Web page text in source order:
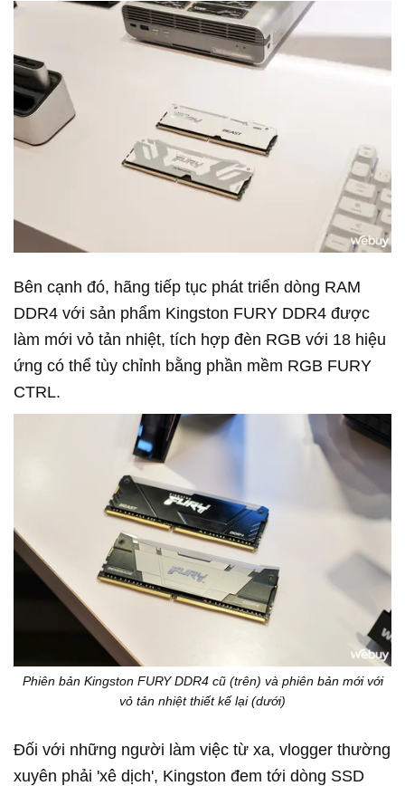
Bên cạnh đó, hãng tiếp tục phát triển dòng RAM
DDR4 với sản phẩm Kingston FURY DDR4 được
làm mới vỏ tản nhiệt, tích hợp đèn RGB với 18 hiệu
ứng có thể tùy chỉnh bằng phần mềm RGB FURY
CTRL.
Phiên bản Kingston FURY DDR4 cũ (trên) và phiên bản mới với
vỏ tản nhiệt thiết kế lại (dưới)
Đối với những người làm việc từ xa, vlogger thường
xuyên phải 'xê dịch', Kingston đem tới dòng SSD